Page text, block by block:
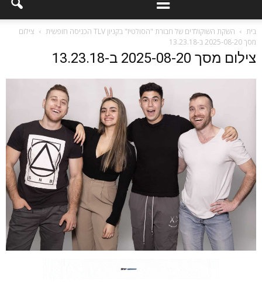
בית השקת השוקולדים של חבורת "הסולטיז" בקניון TLV הכניסה חופשית
צילום
מסך 2025-08-20 ב-13.23.18
צילום מסך 2025-08-20 ב-13.23.18